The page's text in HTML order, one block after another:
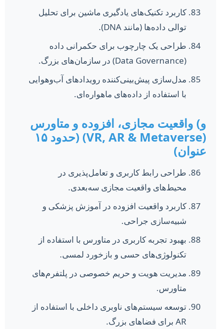
کاربرد تکنیک‌های یادگیری ماشین برای تحلیل
توالی داده‌ها (مانند DNA).
طراحی یک چارچوب برای حکمرانی داده
(Data Governance) در سازمان‌های بزرگ.
مدل‌سازی پیش‌بینی‌کننده رویدادهای آب‌وهوایی
با استفاده از داده‌های ماهواره‌ای.
و) واقعیت مجازی، افزوده و متاورس
(VR, AR & Metaverse) (حدود ۱۵
عنوان)
طراحی رابط کاربری و تعامل‌پذیری در
محیط‌های واقعیت مجازی سه‌بعدی.
کاربرد واقعیت افزوده در آموزش پزشکی و
شبیه‌سازی جراحی.
بهبود تجربه کاربری در متاورس با استفاده از
تکنولوژی‌های حسی و بازخورد لمسی.
مدیریت هویت و حریم خصوصی در پلتفرم‌های
متاورس.
توسعه سیستم‌های ناوبری داخلی با استفاده از
AR برای فضاهای بزرگ.